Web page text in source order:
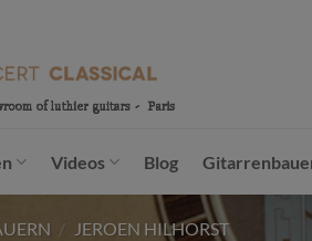
Videos Blog
/ JEROEN HILHORST